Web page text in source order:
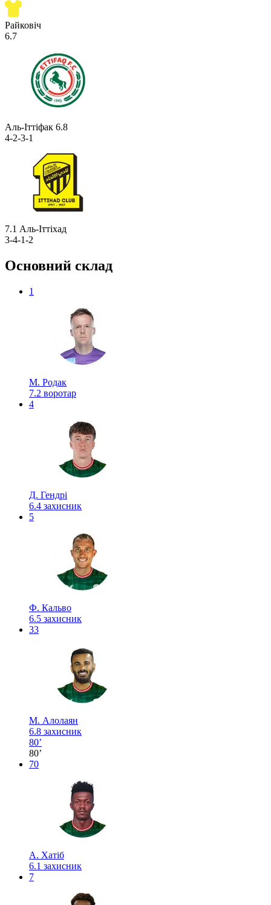
Райковіч
6.7
Аль-Іттіфак 6.8
4-2-3-1
7.1 Аль-Іттіхад
3-4-1-2
Основний склад
1
М. Родак
7.2 воротар
4
Д. Гендрі
6.4 захисник
5
Ф. Кальво
6.5 захисник
33
М. Алолаян
6.8 захисник
80’
80’
70
А. Хатіб
6.1 захисник
7